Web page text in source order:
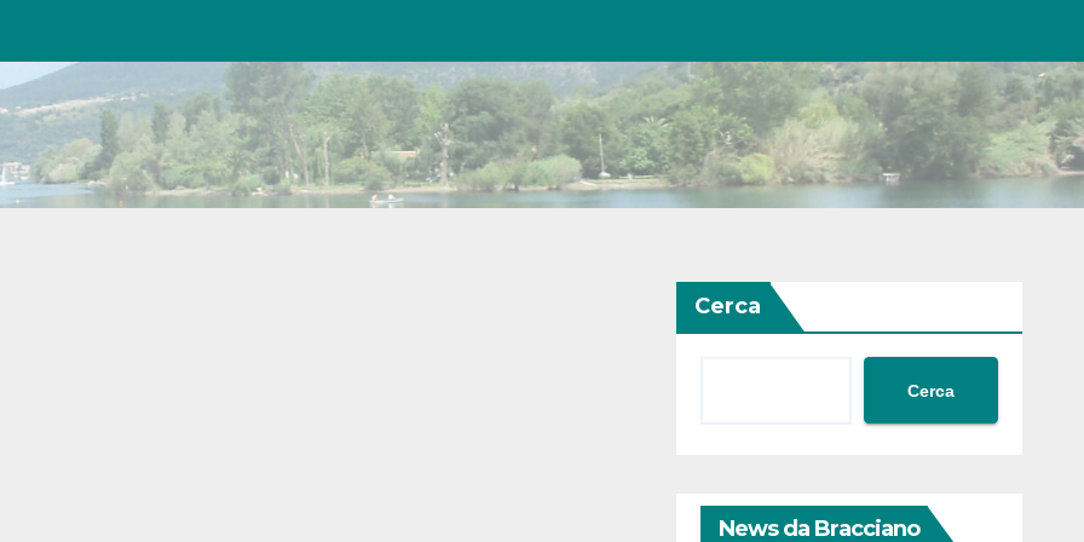
Cerca
Cerca
News da Bracciano